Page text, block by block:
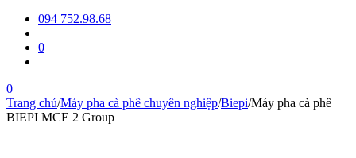
094 752.98.68
0
0
Trang chủ/Máy pha cà phê chuyên nghiệp/Biepi/Máy pha cà phê
BIEPI MCE 2 Group